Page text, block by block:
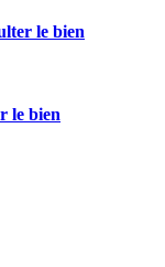
le bien
le bien